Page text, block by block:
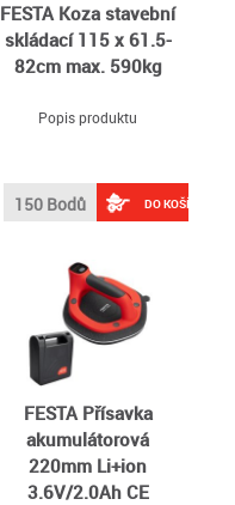
FESTA Koza stavební
skládací 115 x 61.5-
82cm max. 590kg
Popis produktu
150 Bodů DO KOŠÍKU
FESTA Přísavka
akumulátorová
220mm Li+ion
3.6V/2.0Ah CE